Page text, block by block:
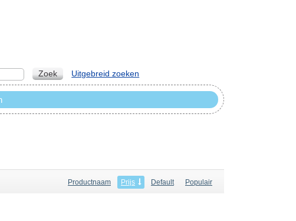
Productnaam Prijs Default Populair
Zoek Uitgebreid zoeken